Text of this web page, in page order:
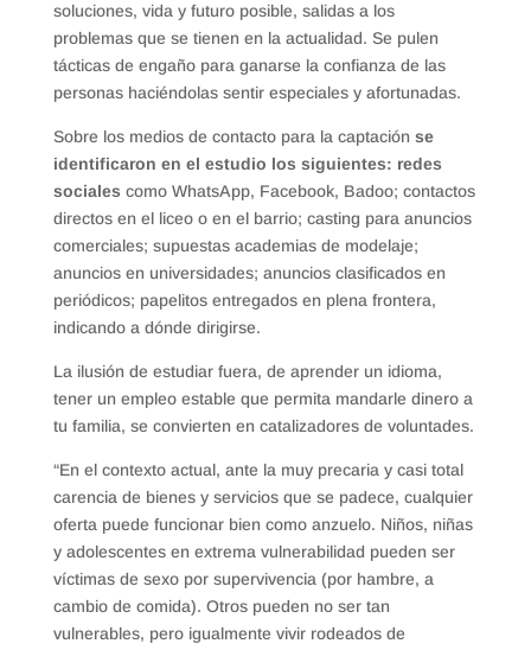
soluciones, vida y futuro posible, salidas a los
problemas que se tienen en la actualidad. Se pulen
tácticas de engaño para ganarse la confianza de las
personas haciéndolas sentir especiales y afortunadas.
Sobre los medios de contacto para la captación se
identificaron en el estudio los siguientes: redes
sociales como WhatsApp, Facebook, Badoo; contactos
directos en el liceo o en el barrio; casting para anuncios
comerciales; supuestas academias de modelaje;
anuncios en universidades; anuncios clasificados en
periódicos; papelitos entregados en plena frontera,
indicando a dónde dirigirse.
La ilusión de estudiar fuera, de aprender un idioma,
tener un empleo estable que permita mandarle dinero a
tu familia, se convierten en catalizadores de voluntades.
“En el contexto actual, ante la muy precaria y casi total
carencia de bienes y servicios que se padece, cualquier
oferta puede funcionar bien como anzuelo. Niños, niñas
y adolescentes en extrema vulnerabilidad pueden ser
víctimas de sexo por supervivencia (por hambre, a
cambio de comida). Otros pueden no ser tan
vulnerables, pero igualmente vivir rodeados de